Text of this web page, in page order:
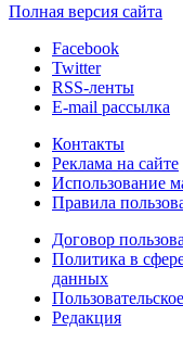
Полная версия сайта
Facebook
Twitter
RSS-ленты
E-mail рассылка
Контакты
Реклама на сайте
Использование
Правила
Договор
Политика в
данных
Редакция